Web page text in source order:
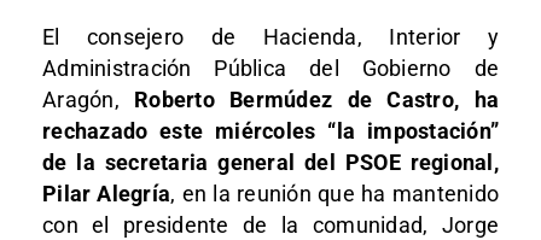
El consejero de Hacienda, Interior y
Administración Pública del Gobierno de
Aragón, Roberto Bermúdez de Castro, ha
rechazado este miércoles “la impostación”
de la secretaria general del PSOE regional,
Pilar Alegría, en la reunión que ha mantenido
con el presidente de la comunidad, Jorge